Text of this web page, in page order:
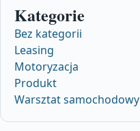
Kategorie
Bez kategorii
Leasing
Motoryzacja
Produkt
Warsztat samochodowy